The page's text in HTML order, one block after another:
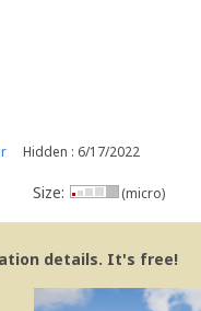
Hidden : 6/17/2022
Size: (micro)
details. It's free!